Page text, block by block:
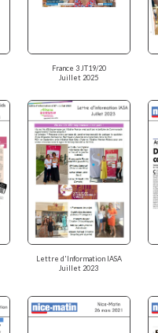
France 3 JT19/20
Juillet 2025
Lettre d'Information IASA
Juillet 2023